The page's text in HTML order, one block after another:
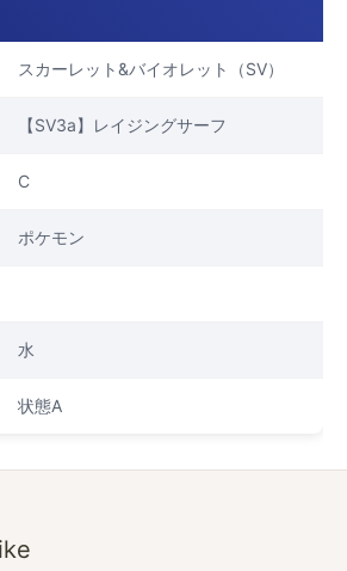
スカーレット&バイオレット（SV）
【SV3a】レイジングサーフ
C
ポケモン
水
状態A